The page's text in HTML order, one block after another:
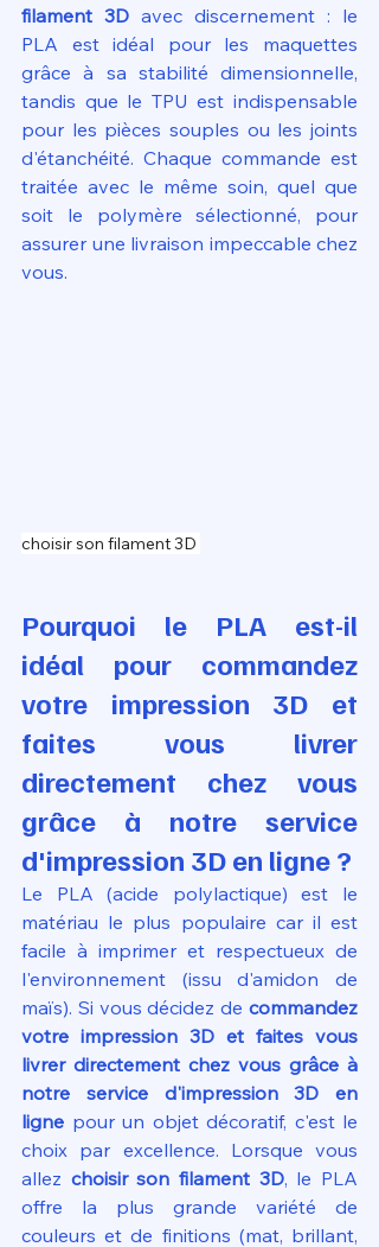
filament 3D avec discernement : le
PLA est idéal pour les maquettes
grâce à sa stabilité dimensionnelle,
tandis que le TPU est indispensable
pour les pièces souples ou les joints
d'étanchéité. Chaque commande est
traitée avec le même soin, quel que
soit le polymère sélectionné, pour
assurer une livraison impeccable chez
vous.
choisir son filament 3D
Pourquoi le PLA est-il
idéal pour commandez
votre impression 3D et
faites vous livrer
directement chez vous
grâce à notre service
d'impression 3D en ligne ?
Le PLA (acide polylactique) est le
matériau le plus populaire car il est
facile à imprimer et respectueux de
l'environnement (issu d'amidon de
maïs). Si vous décidez de commandez
votre impression 3D et faites vous
livrer directement chez vous grâce à
notre service d'impression 3D en
ligne pour un objet décoratif, c'est le
choix par excellence. Lorsque vous
allez choisir son filament 3D, le PLA
offre la plus grande variété de
couleurs et de finitions (mat, brillant,